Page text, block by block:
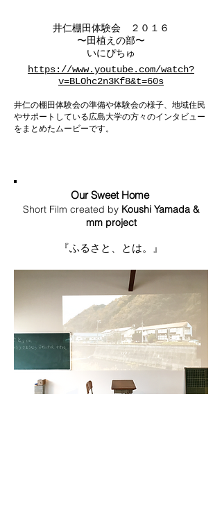
井仁棚田体験会 ２０１６
〜田植えの部〜
いにぴちゅ
https://www.youtube.com/watch?
v=BLOhc2n3Kf8&t=60s
井仁の棚田体験会の準備や体験会の様子、地域住民
やサポートしている広島大学の方々のインタビュー
をまとめたムービーです。
Our Sweet Home
Short Film created by Koushi Yamada &
mm project
『ふるさと、とは。』